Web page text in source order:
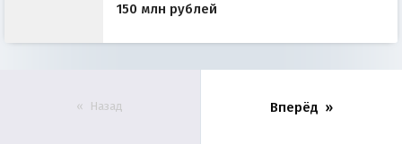
150 млн рублей
Назад Вперёд